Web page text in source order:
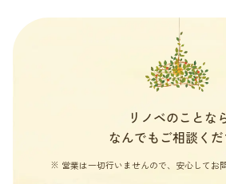
リノベのことな
なんでもご相談く
※ 営業は一切行いませんので、安心してお